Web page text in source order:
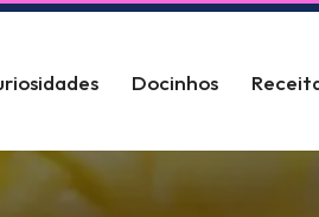
Docinhos